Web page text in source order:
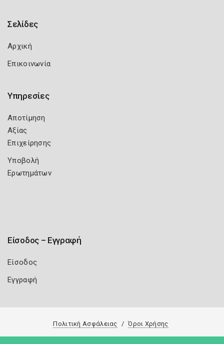
Σελίδες
Αρχική
Επικοινωνία
Υπηρεσίες
Αποτίμηση
Αξίας
Επιχείρησης
Υποβολή
Ερωτημάτων
Είσοδος – Εγγραφή
Είσοδος
Εγγραφή
Πολιτική Ασφάλειας Όροι Χρήσης
Copyright 2026 Knowledge A.E.